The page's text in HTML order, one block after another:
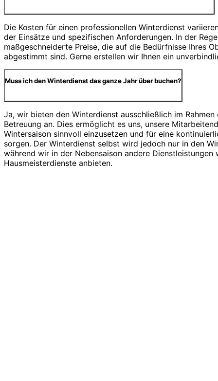
Die Kosten für einen professionellen Winterdienst
der Einsätze und spezifischen Anforderungen. In der
maßgeschneiderte Preise, die auf die Bedürfnisse Ihres
abgestimmt sind. Gerne erstellen wir Ihnen ein
Muss ich den Winterdienst das ganze Jahr über buchen?
Ja, wir bieten den Winterdienst ausschließlich im Rahmen
Betreuung an. Dies ermöglicht es uns, unsere
Wintersaison sinnvoll einzusetzen und für eine
sorgen. Der Winterdienst selbst wird jedoch nur in den
während wir in der Nebensaison andere Dienstleistungen
Hausmeisterdienste anbieten.